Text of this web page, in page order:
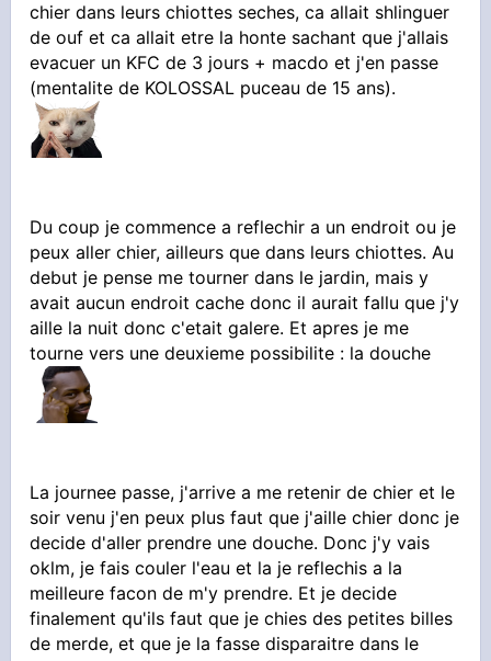
chier dans leurs chiottes seches, ca allait shlinguer
de ouf et ca allait etre la honte sachant que j'allais
evacuer un KFC de 3 jours + macdo et j'en passe
(mentalite de KOLOSSAL puceau de 15 ans).
Du coup je commence a reflechir a un endroit ou je
peux aller chier, ailleurs que dans leurs chiottes. Au
debut je pense me tourner dans le jardin, mais y
avait aucun endroit cache donc il aurait fallu que j'y
aille la nuit donc c'etait galere. Et apres je me
tourne vers une deuxieme possibilite : la douche
La journee passe, j'arrive a me retenir de chier et le
soir venu j'en peux plus faut que j'aille chier donc je
decide d'aller prendre une douche. Donc j'y vais
oklm, je fais couler l'eau et la je reflechis a la
meilleure facon de m'y prendre. Et je decide
finalement qu'ils faut que je chies des petites billes
de merde, et que je la fasse disparaitre dans le